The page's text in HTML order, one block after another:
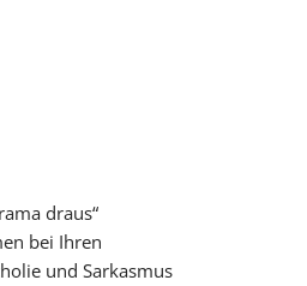
draus“
bei Ihren
und Sarkasmus